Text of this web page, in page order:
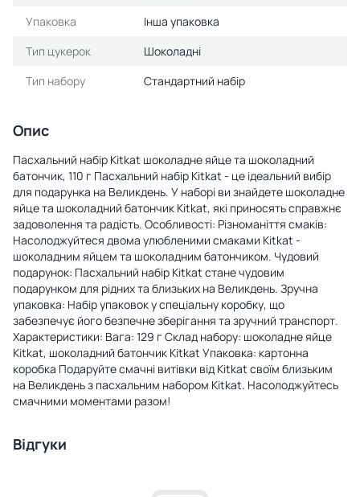
Упаковка
Інша упаковка
Тип цукерок
Шоколадні
Тип набору
Стандартний набір
Опис
Пасхальний набір Kitkat шоколадне яйце та шоколадний
батончик, 110 г Пасхальний набір Kitkat - це ідеальний вибір
для подарунка на Великдень. У наборі ви знайдете шоколадне
яйце та шоколадний батончик Kitkat, які приносять справжнє
задоволення та радість. Особливості: Різноманіття смаків:
Насолоджуйтеся двома улюбленими смаками Kitkat -
шоколадним яйцем та шоколадним батончиком. Чудовий
подарунок: Пасхальний набір Kitkat стане чудовим
подарунком для рідних та близьких на Великдень. Зручна
упаковка: Набір упаковок у спеціальну коробку, що
забезпечує його безпечне зберігання та зручний транспорт.
Характеристики: Вага: 129 г Склад набору: шоколадне яйце
Kitkat, шоколадний батончик Kitkat Упаковка: картонна
коробка Подаруйте смачні витівки від Kitkat своїм близьким
на Великдень з пасхальним набором Kitkat. Насолоджуйтесь
смачними моментами разом!
Відгуки